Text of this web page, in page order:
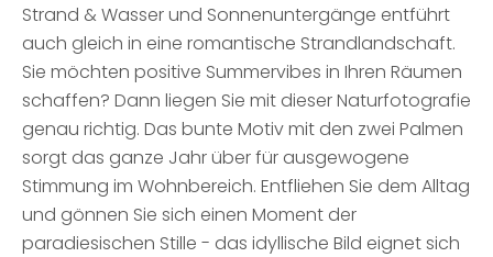
Strand & Wasser und Sonnenuntergänge entführt
auch gleich in eine romantische Strandlandschaft.
Sie möchten positive Summervibes in Ihren Räumen
schaffen? Dann liegen Sie mit dieser Naturfotografie
genau richtig. Das bunte Motiv mit den zwei Palmen
sorgt das ganze Jahr über für ausgewogene
Stimmung im Wohnbereich. Entfliehen Sie dem Alltag
und gönnen Sie sich einen Moment der
paradiesischen Stille - das idyllische Bild eignet sich